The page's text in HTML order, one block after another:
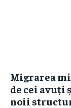
Migrarea
de cei avuți
noii